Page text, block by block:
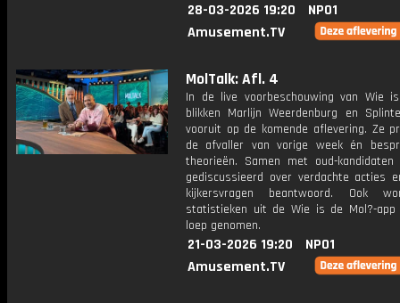
28-03-2026 19:20
NPO1
Amusement.TV
MolTalk: Afl. 4
In de live voorbeschouwing van Wie
blikken Marlijn Weerdenburg en
vooruit op de komende aflevering. Ze
de afvaller van vorige week én
theorieën. Samen met oud-
gediscussieerd over verdachte acties
kijkersvragen beantwoord. Ook
statistieken uit de Wie is de Mol?-app
loep genomen.
21-03-2026 19:20
NPO1
Amusement.TV